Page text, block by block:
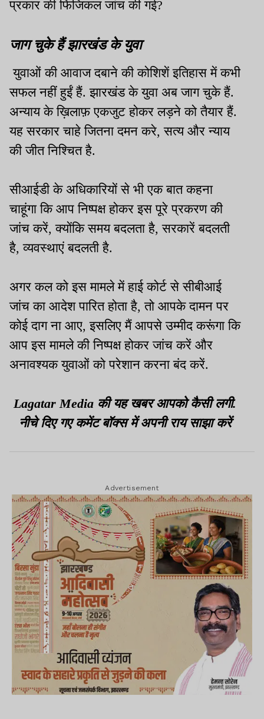
प्रकार की फिजिकल जांच की गई?
जाग चुके हैं झारखंड के युवा
युवाओं की आवाज दबाने की कोशिशें इतिहास में कभी
सफल नहीं हुईं हैं. झारखंड के युवा अब जाग चुके हैं.
अन्याय के ख़िलाफ़ एकजुट होकर लड़ने को तैयार हैं.
यह सरकार चाहे जितना दमन करे, सत्य और न्याय
की जीत निश्चित है.
सीआईडी के अधिकारियों से भी एक बात कहना
चाहूंगा कि आप निष्पक्ष होकर इस पूरे प्रकरण की
जांच करें, क्योंकि समय बदलता है, सरकारें बदलती
है, व्यवस्थाएं बदलती है.
अगर कल को इस मामले में हाई कोर्ट से सीबीआई
जांच का आदेश पारित होता है, तो आपके दामन पर
कोई दाग ना आए, इसलिए मैं आपसे उम्मीद करूंगा कि
आप इस मामले की निष्पक्ष होकर जांच करें और
अनावश्यक युवाओं को परेशान करना बंद करें.
Lagatar Media की यह खबर आपको कैसी लगी.
नीचे दिए गए कमेंट बॉक्स में अपनी राय साझा करें
Advertisement